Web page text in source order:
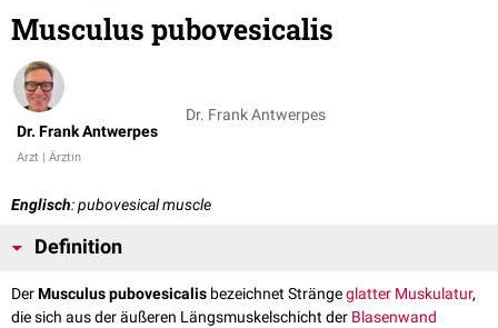
Musculus pubovesicalis
Dr. Frank Antwerpes
Arzt | Ärztin
Dr. Frank Antwerpes
Englisch: pubovesical muscle
Definition
DerMusculus pubovesicalis bezeichnet Strängeglatter Muskulatur,
die sich aus der äußeren Längsmuskelschicht der Blasenwand